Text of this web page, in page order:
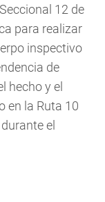
12 de
para realizar
inspectivo
de
hecho y el
en la Ruta 10
el